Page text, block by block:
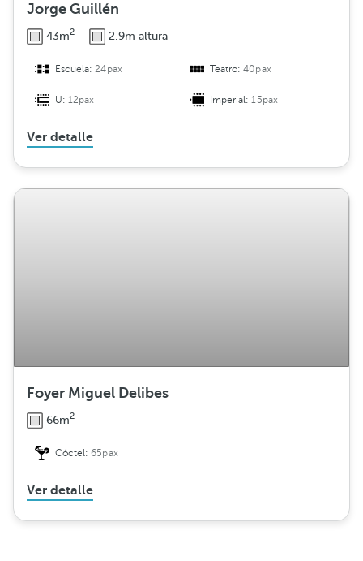
Jorge Guillén
43m2 2.9m altura
Escuela:24pax Teatro:40pax
U:12pax Imperial:15pax
Ver detalle
Foyer Miguel Delibes
66m2
Cóctel:65pax
Ver detalle